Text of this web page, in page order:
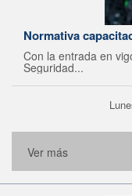
Normativa
Con la entrada en
Seguridad...
Ver más